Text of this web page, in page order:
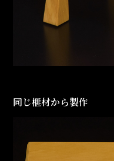
同じ榧材から製作